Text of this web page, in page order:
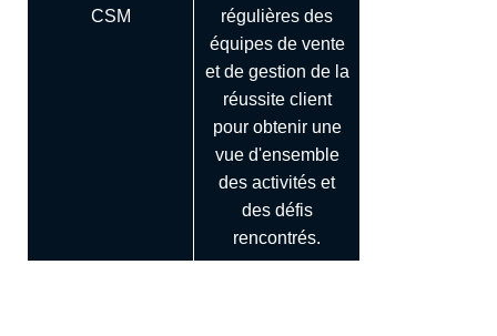
CSM
régulières des
équipes de vente
et de gestion de la
réussite client
pour obtenir une
vue d'ensemble
des activités et
des défis
rencontrés.